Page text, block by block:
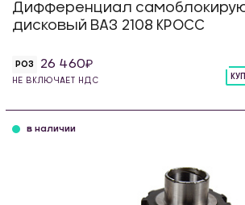
Дифференциал
дисковый ВАЗ 2108 КРОСС
РОЗ 26 460
НЕ ВКЛЮЧАЕТ НДС
в наличии